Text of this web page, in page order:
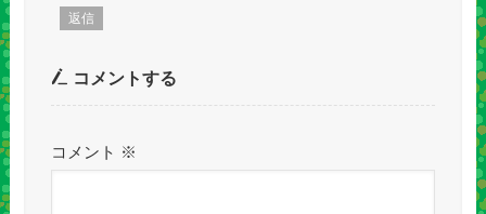
返信
コメントする
コメント ※